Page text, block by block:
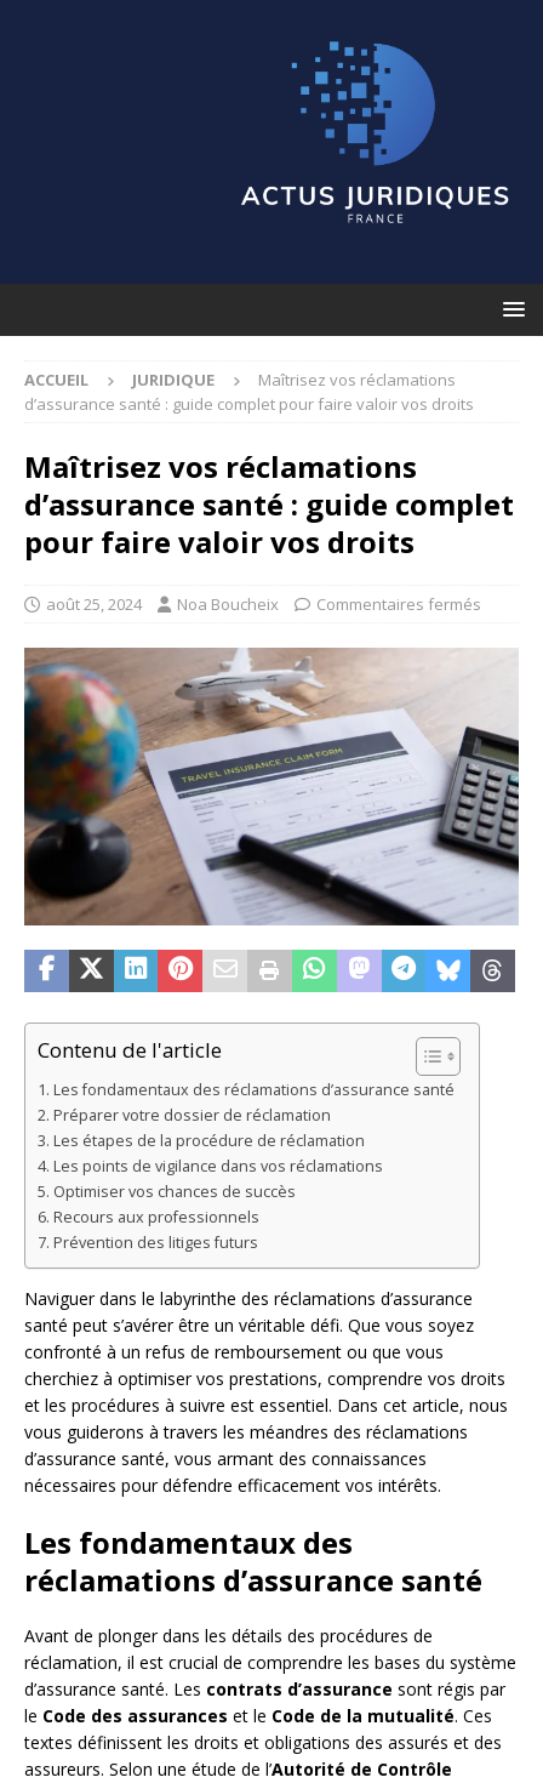
ACCUEIL JURIDIQUE
Maîtrisez vos réclamations
d’assurance santé : guide complet pour faire valoir vos droits
Maîtrisez vos réclamations
d’assurance santé : guide complet
pour faire valoir vos droits
août 25, 2024 Noa Boucheix Commentaires fermés
Contenu de l'article
Les fondamentaux des réclamations d’assurance santé
Préparer votre dossier de réclamation
Les étapes de la procédure de réclamation
Les points de vigilance dans vos réclamations
Optimiser vos chances de succès
Recours aux professionnels
Prévention des litiges futurs
Naviguer dans le labyrinthe des réclamations d’assurance
santé peut s’avérer être un véritable défi. Que vous soyez
confronté à un refus de remboursement ou que vous
cherchiez à optimiser vos prestations, comprendre vos droits
et les procédures à suivre est essentiel. Dans cet article, nous
vous guiderons à travers les méandres des réclamations
d’assurance santé, vous armant des connaissances
nécessaires pour défendre efficacement vos intérêts.
Les fondamentaux des
réclamations d’assurance santé
Avant de plonger dans les détails des procédures de
réclamation, il est crucial de comprendre les bases du système
d’assurance santé. Les contrats d’assurance sont régis par
le Code des assurances et le Code de la mutualité. Ces
textes définissent les droits et obligations des assurés et des
assureurs. Selon une étude de l’Autorité de Contrôle